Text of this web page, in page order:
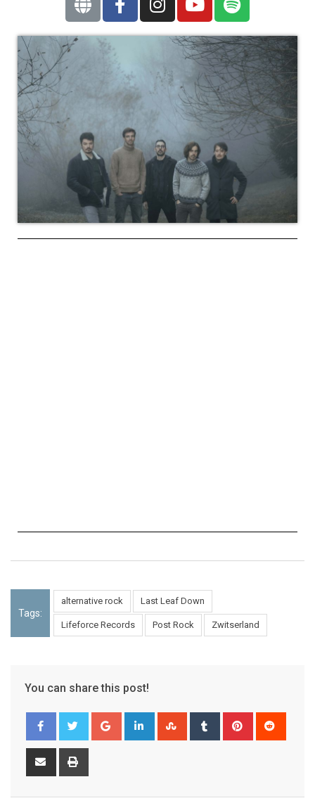
Tags:
alternative rock Last Leaf Down
Lifeforce Records Post Rock Zwitserland
You can share this post!